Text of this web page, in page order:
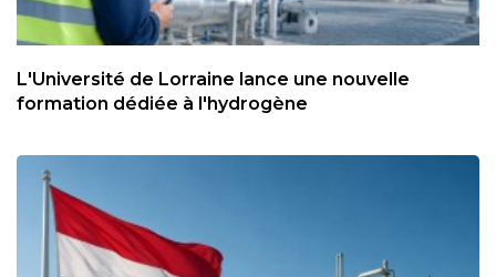
L'Université de Lorraine lance une nouvelle
formation dédiée à l'hydrogène